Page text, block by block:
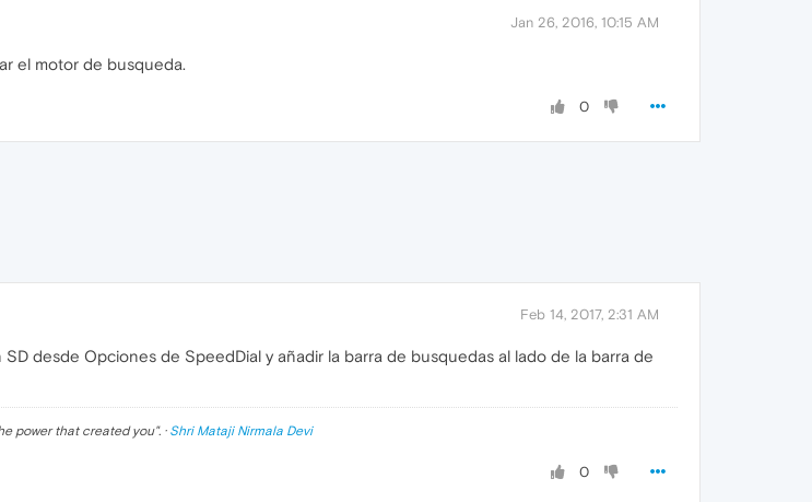
Jan 26, 2016, 10:15 AM
el motor de busqueda.
0
Feb 14, 2017, 2:31 AM
desde Opciones de SpeedDial y añadir la barra de busquedas al lado de la barra de
power that created you". · Shri Mataji Nirmala Devi
0